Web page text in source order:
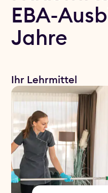
EBA-
Jahre
Ihr Lehrmittel